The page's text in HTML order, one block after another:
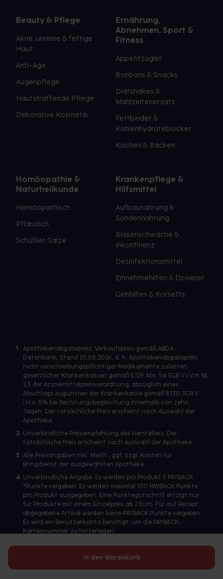
In den Warenkorb
Beauty & Pflege
Akne, unreine & fettige
Haut
Anti-Age
Augenpflege
Hautstraffende Pflege
Dekorative Kosmetik
Ernährung,
Abnehmen, Sport &
Fitness
Appetitzügler
Bonbons & Snacks
Diätshakes &
Mahlzeitenersatz
Fettbinder &
Kohlenhydrateblocker
Kochen & Backen
Homöopathie &
Naturheilkunde
Homöopathisch
Pflanzlich
Schüßler Salze
Krankenpflege &
Hilfsmittel
Aufbaunahrung &
Sondennahrung
Blasenschwäche &
Inkontinenz
Desinfektionsmittel
Einnehmehilfen & Dosierer
Gehhilfen & Korsetts
1
Apothekenabgabepreis: Verkaufspreis gemäß ABDA-
Datenbank, Stand 01.08.2026, d. h. Apothekenabgabepreis
nicht verschreibungspflichtiger Medikamente zulasten
gesetzlicher Krankenkassen gemäß § 129 Abs. 5a SGB V i.V.m §§
2,3 der Arzneimittelpreisverordnung, abzüglich eines
Abschlags zugunsten der Krankenkasse gemäß § 130 SGB V
i.H.v. 5% bei Rechnungsbegleichung innerhalb von zehn
Tagen. Der tatsächliche Preis erscheint nach Auswahl der
Apotheke.
2 Unverbindliche Preisempfehlung des Herstellers. Der
tatsächliche Preis erscheint nach Auswahl der Apotheke.
3 Alle Preisangaben inkl. MwSt., ggf. zzgl. Kosten für
Bringdienst der ausgewählten Apotheke.
4 Unverbindliche Angabe. Es werden pro Produkt 5 PAYBACK
°Punkte vergeben. Es werden maximal 100 PAYBACK Punkte
pro Produkt ausgegeben. Eine Punktegutschrift erfolgt nur
für Produkte mit einem Einzelpreis ab 2 Euro. Für auf Rezept
abgegebene Artikel werden keine PAYBACK Punkte vergeben.
Es wird ein Benutzerkonto benötigt, um die PAYBACK-
Kartennummer zu hinterlegen.
Betreiber des Portals und verantwortlich: gesund.de GmbH &